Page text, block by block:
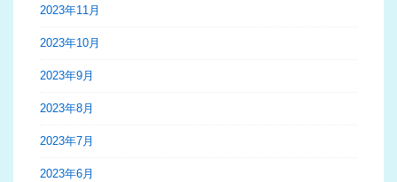
2023年11月
2023年10月
2023年9月
2023年8月
2023年7月
2023年6月